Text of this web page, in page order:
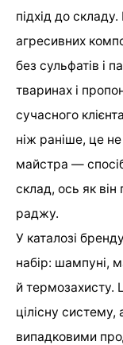
підхід до
агресивних
без сульфатів і
тваринах і
сучасного
ніж раніше, це
майстра —
склад, ось як
раджу.
У каталозі
набір: шампуні,
й термозахисту.
цілісну
випадковими